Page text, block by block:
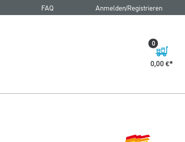
FAQ Anmelden/Registrieren
0,00 €
0